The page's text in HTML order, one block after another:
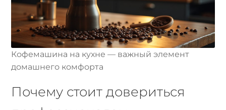
Кофемашина на кухне — важный элемент
домашнего комфорта
Почему стоит довериться